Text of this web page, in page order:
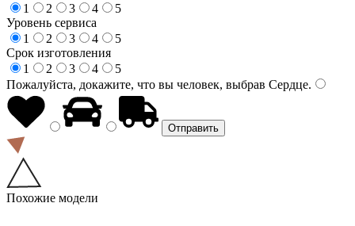
1
2 3 4
5
Уровень сервиса
1
2 3 4
5
Срок изготовления
1
2 3 4
5
Пожалуйста, докажите, что вы человек, выбрав Сердце.
Похожие модели